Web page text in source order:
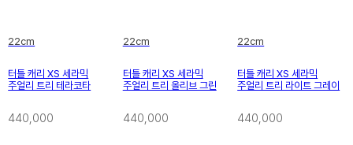
22cm
터틀 캐리 XS 세라믹
주얼리 트리 테라코타
440,000
22cm
터틀 캐리 XS 세라믹
주얼리 트리 올리브 그린
440,000
22cm
터틀 캐리 XS 세라믹
주얼리 트리 라이트 그레이
440,000